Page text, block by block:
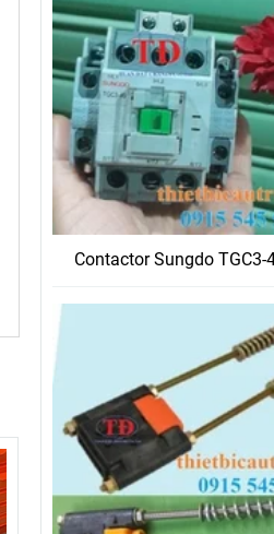
Contactor Sungdo TGC3-